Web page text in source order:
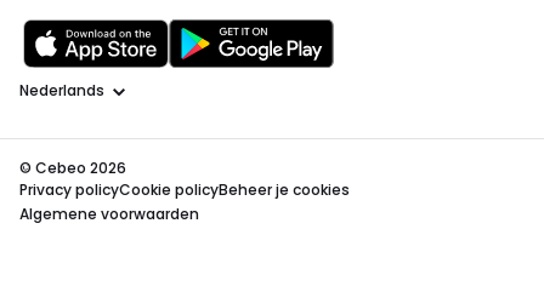
Taal
© Cebeo 2026
Privacy policyCookie policyBeheer je cookies
Algemene voorwaarden